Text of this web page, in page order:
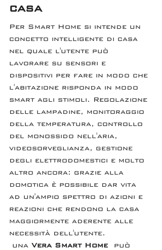
casa
Per Smart Home si intende un
concetto intelligente di casa
nel quale l'utente può
lavorare su sensori e
dispositivi per fare in modo che
l'abitazione risponda in modo
smart agli stimoli. Regolazione
delle lampadine, monitoraggio
della temperatura, controllo
del monossido nell'aria,
videosorveglianza, gestione
degli elettrodomestici e molto
altro ancora: grazie alla
domotica è possibile dar vita
ad un'ampio spettro di azioni e
reazioni che rendono la casa
maggiormente aderente alle
necessità dell'utente.
una Vera Smart Home può